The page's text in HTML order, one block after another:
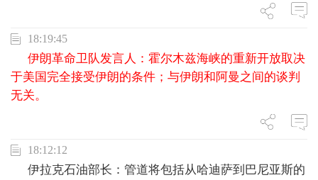
18:19:45
伊朗革命卫队发言人：霍尔木兹海峡的重新开放取决
于美国完全接受伊朗的条件；与伊朗和阿曼之间的谈判
无关。
18:12:12
伊拉克石油部长：管道将包括从哈迪萨到巴尼亚斯的